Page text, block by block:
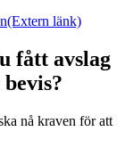
(Extern länk)
fått avslag
nå kraven för att